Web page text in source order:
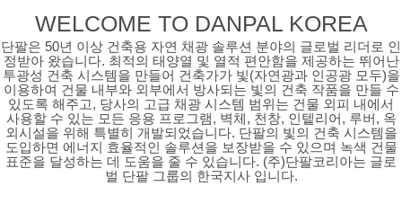
WELCOME TO DANPAL KOREA
단팔은 50년 이상 건축용 자연 채광 솔루션 분야의 글로벌 리더로 인
정받아 왔습니다. 최적의 태양열 및 열적 편안함을 제공하는 뛰어난
투광성 건축 시스템을 만들어 건축가가 빛(자연광과 인공광 모두)을
이용하여 건물 내부와 외부에서 방사되는 빛의 건축 작품을 만들 수
있도록 해주고, 당사의 고급 채광 시스템 범위는 건물 외피 내에서
사용할 수 있는 모든 응용 프로그램, 벽체, 천창, 인텥리어, 루버, 옥
외시설을 위해 특별히 개발되었습니다. 단팔의 빛의 건축 시스템을
도입하면 에너지 효율적인 솔루션을 보장받을 수 있으며 녹색 건물
표준을 달성하는 데 도움을 줄 수 있습니다. (주)단팔코리아는 글로
벌 단팔 그룹의 한국지사 입니다.